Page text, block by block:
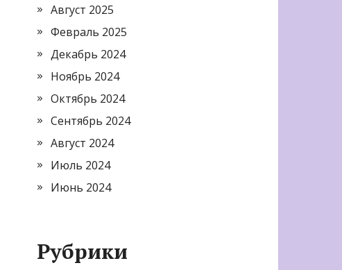
Август 2025
Февраль 2025
Декабрь 2024
Ноябрь 2024
Октябрь 2024
Сентябрь 2024
Август 2024
Июль 2024
Июнь 2024
Рубрики